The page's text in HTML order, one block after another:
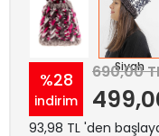
Fuşya Siyah
%28
indirim
690,00
93,98 TL 'den